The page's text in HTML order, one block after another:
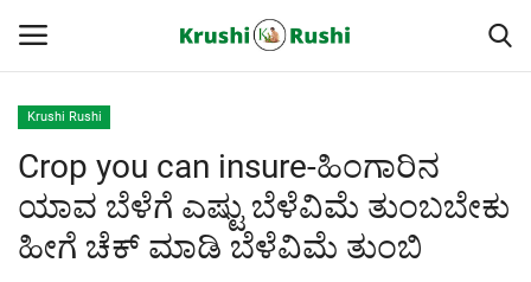
Home
Finance
Krushi Rushi
Crop you can insure-ಹಿಂಗಾರಿನ
ಯಾವ ಬೆಳೆಗೆ ಎಷ್ಟು ಬೆಳೆವಿಮೆ ತುಂಬಬೇಕು
ಹೀಗೆ ಚೆಕ್ ಮಾಡಿ ಬೆಳೆವಿಮೆ ತುಂಬಿ